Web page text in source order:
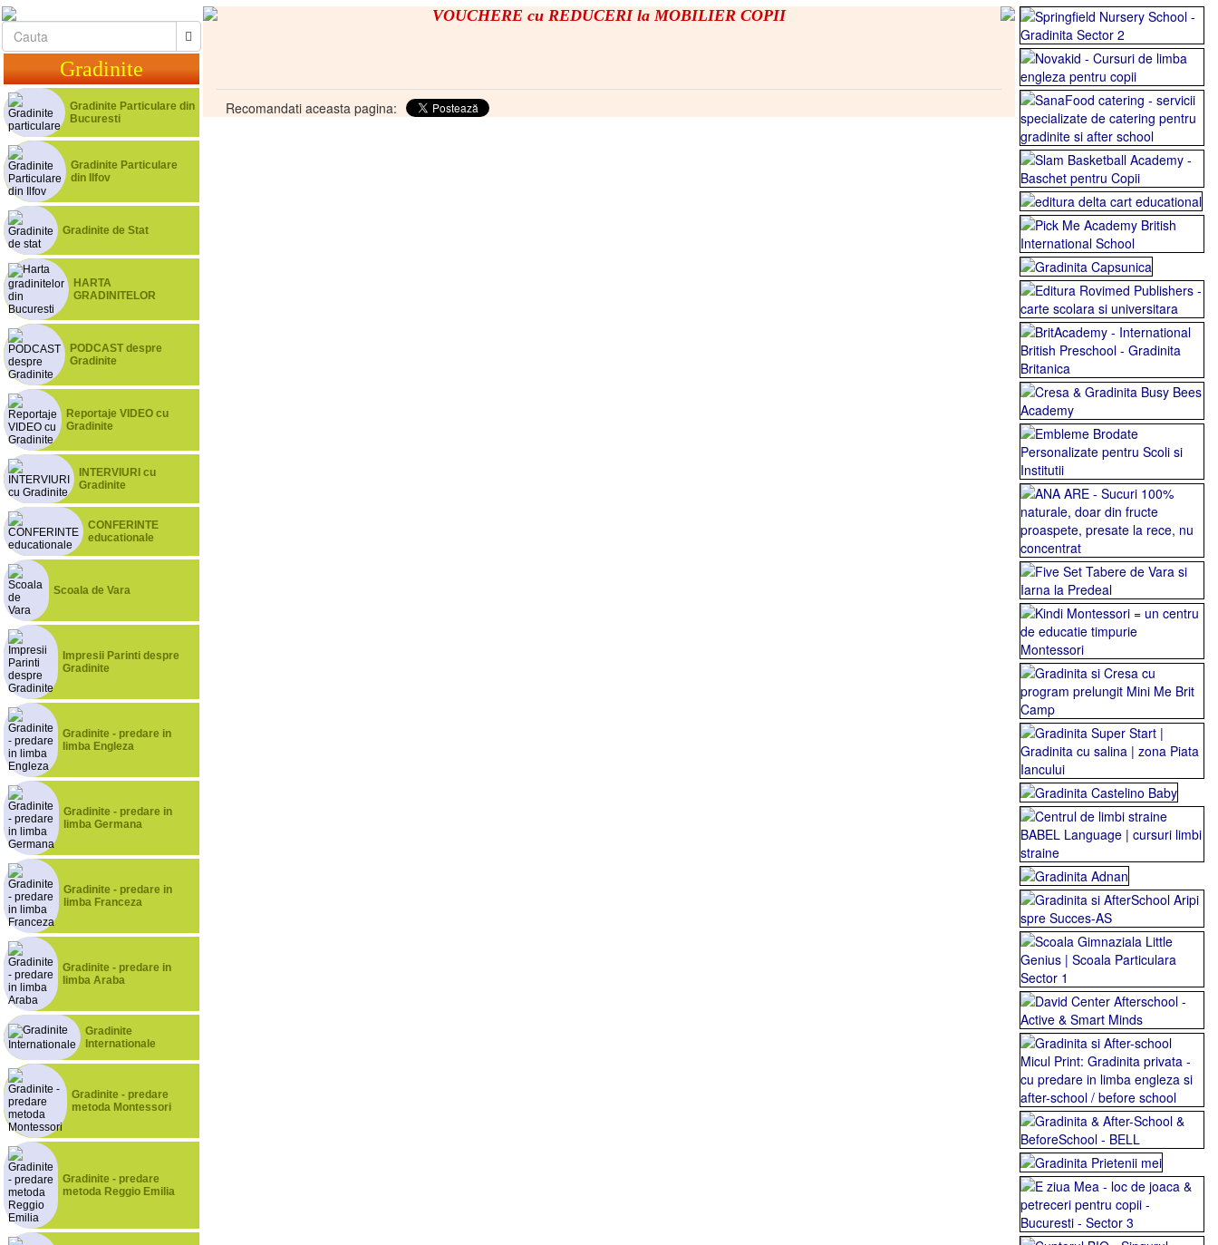
Gradinite
Gradinite Particulare din
Bucuresti
Gradinite Particulare
din Ilfov
Gradinite de Stat
HARTA
GRADINITELOR
PODCAST despre
Gradinite
Reportaje VIDEO cu
Gradinite
INTERVIURI cu
Gradinite
CONFERINTE
educationale
Scoala de Vara
Impresii Parinti despre
Gradinite
Gradinite - predare in
limba Engleza
Gradinite - predare in
limba Germana
Gradinite - predare in
limba Franceza
Gradinite - predare in
limba Araba
Gradinite
Internationale
Gradinite - predare
metoda Montessori
Gradinite - predare
metoda Reggio Emilia
VOUCHERE cu REDUCERI la MOBILIER COPII
Recomandati aceasta pagina: